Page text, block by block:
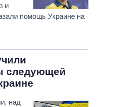
и
помощь Украине на
следующей
над